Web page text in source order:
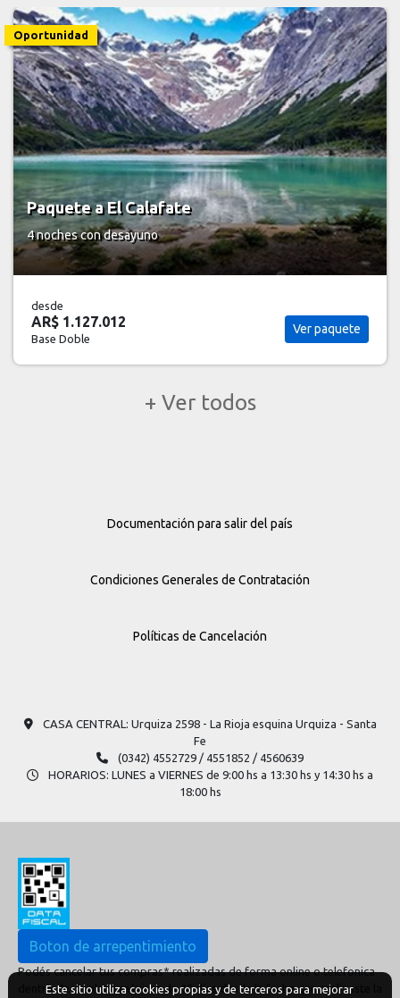
Paquete a El Calafate
4 nochescon desayuno
Oportunidad
desde
AR$ 1.127.012
Base Doble
Ver paquete
+ Ver todos
Documentación para salir del país
Condiciones Generales de Contratación
Políticas de Cancelación
CASA CENTRAL: Urquiza 2598​ - La Rioja esquina Urquiza - Santa
Fe
(0342) 4552729 / 4551852 / 4560639
HORARIOS: LUNES a VIERNES de 9:00 hs a 13:30 hs y 14:30 hs a
18:00 hs
Boton de arrepentimiento
Podés cancelar tus compras* realizadas de forma online o telefonica
dentro de un plazo máximo de 10 días desde la fecha que realizaste la
Este sitio utiliza cookies propias y de terceros para mejorar